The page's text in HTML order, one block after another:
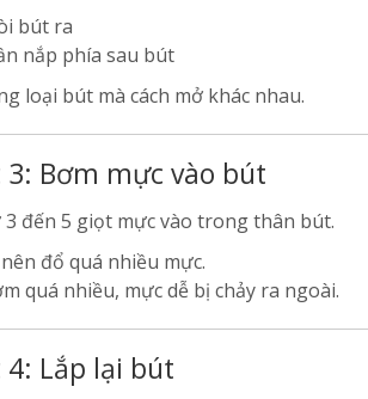
bút ra
nắp phía sau bút
loại bút mà cách mở khác nhau.
3: Bơm mực vào bút
đến 5 giọt mực vào trong thân bút.
đổ quá nhiều mực.
quá nhiều, mực dễ bị chảy ra ngoài.
4: Lắp lại bút